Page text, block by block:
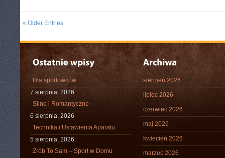
« Older Entries
Dla sportowców
7 sierpnia, 2026
Silne i Romantyczne
6 sierpnia, 2026
Technika i Ustawienia Aparatu
5 sierpnia, 2026
Zrób To Sam – Sport w Domu
sierpień 2026
lipiec 2026
czerwiec 2026
maj 2026
kwiecień 2026
marzec 2026